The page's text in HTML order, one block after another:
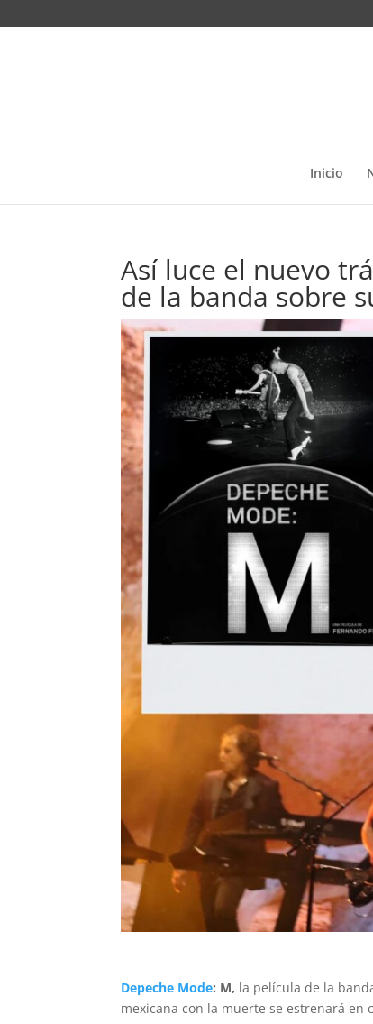
Inicio
Así luce el nuevo
de la banda sobre
Depeche Mode: M, la película de la
mexicana con la muerte se estrenará